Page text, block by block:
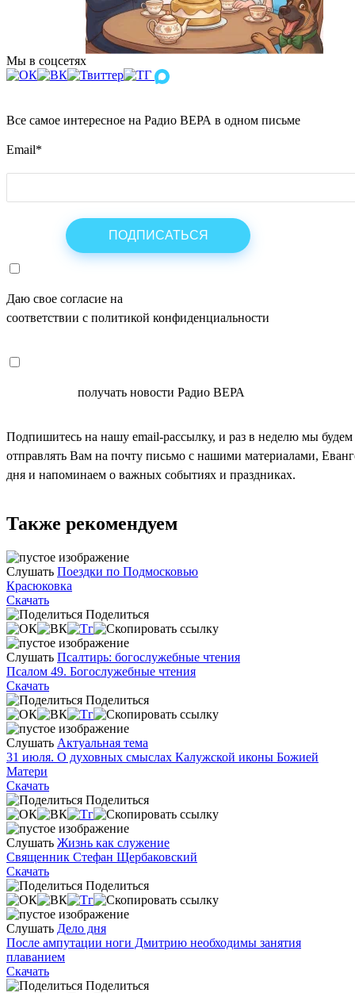
Мы в соцсетях
Все самое интересное на Радио ВЕРА в одном письме
Email*
Даю свое согласие на
соответствии с политикой конфиденциальности
получать новости Радио ВЕРА
Подпишитесь на нашу email-рассылку, и раз в неделю мы будем
отправлять Вам на почту письмо с нашими материалами,
дня и напоминаем о важных событиях и праздниках.
Также рекомендуем
Слушать Поездки по Подмосковью
Красюковка
Скачать
Поделиться
Слушать Псалтирь: богослужебные чтения
Псалом 49. Богослужебные чтения
Скачать
Поделиться
Слушать Актуальная тема
31 июля. О духовных смыслах Калужской иконы Божией
Матери
Скачать
Поделиться
Слушать Жизнь как служение
Священник Стефан Щербаковский
Скачать
Поделиться
Слушать Дело дня
После ампутации ноги Дмитрию необходимы занятия
плаванием
Скачать
Поделиться